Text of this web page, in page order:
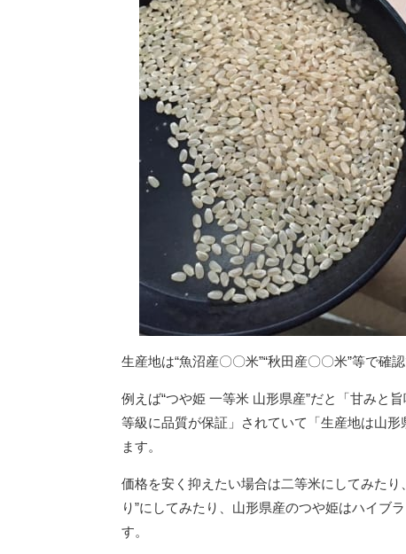
生産地は“魚沼産〇〇米”“秋田産〇〇米”等で確認
例えば“つや姫 一等米 山形県産”だと「甘みと
等級に品質が保証」されていて「生産地は山
ます。
価格を安く抑えたい場合は二等米にしてみたり
り”にしてみたり、山形県産のつや姫はハイブ
す。